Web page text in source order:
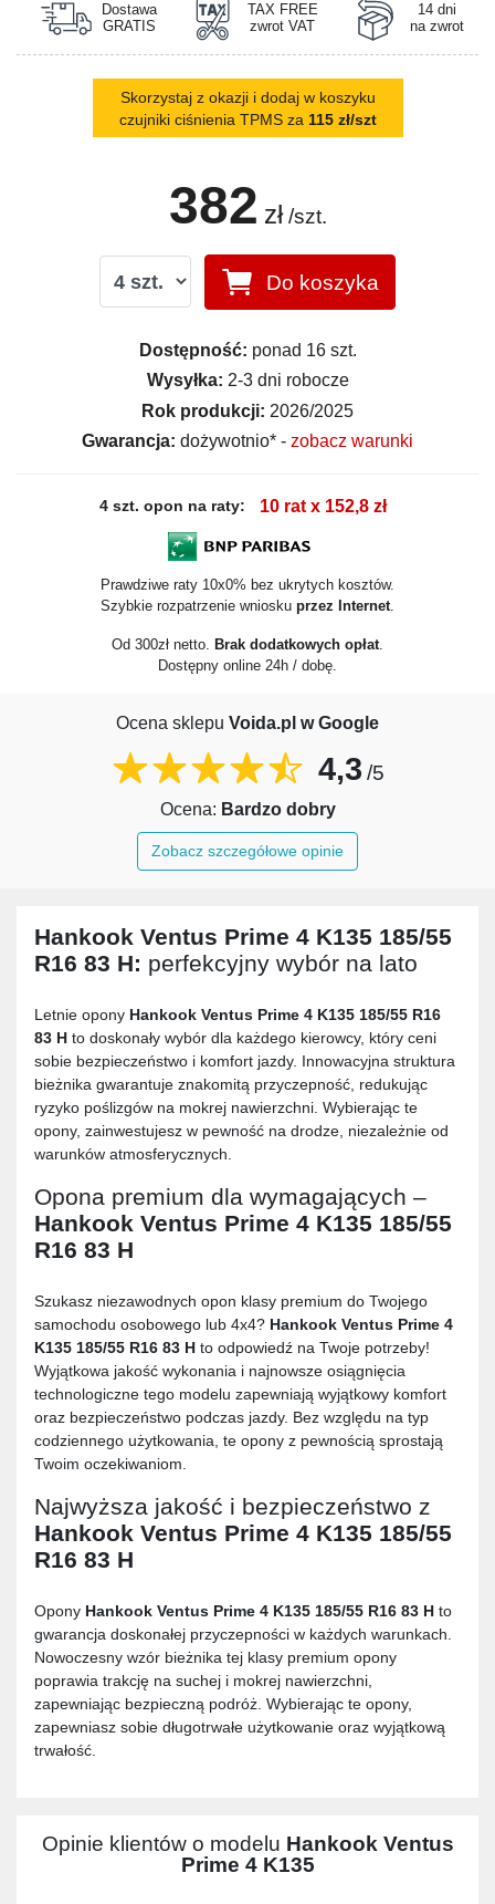
Dostawa
GRATIS
TAX FREE
zwrot VAT
14 dni
na zwrot
Skorzystaj z okazji i dodaj w koszyku
czujniki ciśnienia TPMS za 115 zł/szt
382 zł /szt.
Do koszyka
Dostępność: ponad 16 szt.
Wysyłka: 2-3 dni robocze
Rok produkcji: 2026/2025
Gwarancja: dożywotnio* - zobacz warunki
4 szt. opon na raty: 10 rat x 152,8 zł
Prawdziwe raty 10x0% bez ukrytych kosztów.
Szybkie rozpatrzenie wniosku przez Internet
Od 300zł netto. Brak dodatkowych opłat
Dostępny online 24h / dobę.
Ocena sklepu Voida.pl w Google
4,3 /5
Ocena: Bardzo dobry
Zobacz szczegółowe opinie
Hankook Ventus Prime 4 K135 185/55
R16 83 H: perfekcyjny wybór na lato
Letnie opony Hankook Ventus Prime 4 K135 185/55 R16
83 H to doskonały wybór dla każdego kierowcy, który ceni
sobie bezpieczeństwo i komfort jazdy. Innowacyjna struktura
bieżnika gwarantuje znakomitą przyczepność, redukując
ryzyko poślizgów na mokrej nawierzchni. Wybierając te
opony, zainwestujesz w pewność na drodze, niezależnie od
warunków atmosferycznych.
Opona premium dla wymagających –
Hankook Ventus Prime 4 K135 185/55
R16 83 H
Szukasz niezawodnych opon klasy premium do Twojego
samochodu osobowego lub 4x4? Hankook Ventus Prime 4
K135 185/55 R16 83 H to odpowiedź na Twoje potrzeby!
Wyjątkowa jakość wykonania i najnowsze osiągnięcia
technologiczne tego modelu zapewniają wyjątkowy komfort
oraz bezpieczeństwo podczas jazdy. Bez względu na typ
codziennego użytkowania, te opony z pewnością sprostają
Twoim oczekiwaniom.
Najwyższa jakość i bezpieczeństwo z
Hankook Ventus Prime 4 K135 185/55
R16 83 H
Opony Hankook Ventus Prime 4 K135 185/55 R16 83 H to
gwarancja doskonałej przyczepności w każdych warunkach.
Nowoczesny wzór bieżnika tej klasy premium opony
poprawia trakcję na suchej i mokrej nawierzchni,
zapewniając bezpieczną podróż. Wybierając te opony,
zapewniasz sobie długotrwałe użytkowanie oraz wyjątkową
trwałość.
Opinie klientów o modelu Hankook Ventus
Prime 4 K135